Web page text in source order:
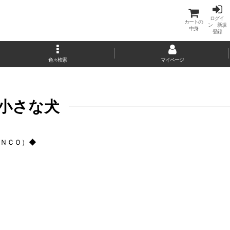
カートの
中身
ログイ
ン 新規
登録
色々検索 マイページ
さな犬
ＮＣＯ）◆